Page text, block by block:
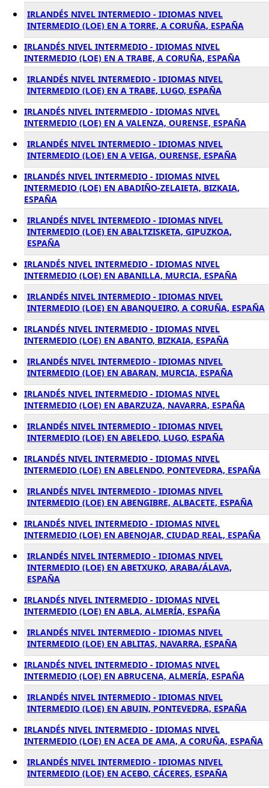
IRLANDÉS NIVEL INTERMEDIO - IDIOMAS NIVEL
INTERMEDIO (LOE) EN A TORRE, A CORUÑA, ESPAÑA
IRLANDÉS NIVEL INTERMEDIO - IDIOMAS NIVEL
INTERMEDIO (LOE) EN A TRABE, A CORUÑA, ESPAÑA
IRLANDÉS NIVEL INTERMEDIO - IDIOMAS NIVEL
INTERMEDIO (LOE) EN A TRABE, LUGO, ESPAÑA
IRLANDÉS NIVEL INTERMEDIO - IDIOMAS NIVEL
INTERMEDIO (LOE) EN A VALENZA, OURENSE, ESPAÑA
IRLANDÉS NIVEL INTERMEDIO - IDIOMAS NIVEL
INTERMEDIO (LOE) EN A VEIGA, OURENSE, ESPAÑA
IRLANDÉS NIVEL INTERMEDIO - IDIOMAS NIVEL
INTERMEDIO (LOE) EN ABADIÑO-ZELAIETA, BIZKAIA,
ESPAÑA
IRLANDÉS NIVEL INTERMEDIO - IDIOMAS NIVEL
INTERMEDIO (LOE) EN ABALTZISKETA, GIPUZKOA,
ESPAÑA
IRLANDÉS NIVEL INTERMEDIO - IDIOMAS NIVEL
INTERMEDIO (LOE) EN ABANILLA, MURCIA, ESPAÑA
IRLANDÉS NIVEL INTERMEDIO - IDIOMAS NIVEL
INTERMEDIO (LOE) EN ABANQUEIRO, A CORUÑA, ESPAÑA
IRLANDÉS NIVEL INTERMEDIO - IDIOMAS NIVEL
INTERMEDIO (LOE) EN ABANTO, BIZKAIA, ESPAÑA
IRLANDÉS NIVEL INTERMEDIO - IDIOMAS NIVEL
INTERMEDIO (LOE) EN ABARAN, MURCIA, ESPAÑA
IRLANDÉS NIVEL INTERMEDIO - IDIOMAS NIVEL
INTERMEDIO (LOE) EN ABARZUZA, NAVARRA, ESPAÑA
IRLANDÉS NIVEL INTERMEDIO - IDIOMAS NIVEL
INTERMEDIO (LOE) EN ABELEDO, LUGO, ESPAÑA
IRLANDÉS NIVEL INTERMEDIO - IDIOMAS NIVEL
INTERMEDIO (LOE) EN ABELENDO, PONTEVEDRA, ESPAÑA
IRLANDÉS NIVEL INTERMEDIO - IDIOMAS NIVEL
INTERMEDIO (LOE) EN ABENGIBRE, ALBACETE, ESPAÑA
IRLANDÉS NIVEL INTERMEDIO - IDIOMAS NIVEL
INTERMEDIO (LOE) EN ABENOJAR, CIUDAD REAL, ESPAÑA
IRLANDÉS NIVEL INTERMEDIO - IDIOMAS NIVEL
INTERMEDIO (LOE) EN ABETXUKO, ARABA/ÁLAVA,
ESPAÑA
IRLANDÉS NIVEL INTERMEDIO - IDIOMAS NIVEL
INTERMEDIO (LOE) EN ABLA, ALMERÍA, ESPAÑA
IRLANDÉS NIVEL INTERMEDIO - IDIOMAS NIVEL
INTERMEDIO (LOE) EN ABLITAS, NAVARRA, ESPAÑA
IRLANDÉS NIVEL INTERMEDIO - IDIOMAS NIVEL
INTERMEDIO (LOE) EN ABRUCENA, ALMERÍA, ESPAÑA
IRLANDÉS NIVEL INTERMEDIO - IDIOMAS NIVEL
INTERMEDIO (LOE) EN ABUIN, PONTEVEDRA, ESPAÑA
IRLANDÉS NIVEL INTERMEDIO - IDIOMAS NIVEL
INTERMEDIO (LOE) EN ACEA DE AMA, A CORUÑA, ESPAÑA
IRLANDÉS NIVEL INTERMEDIO - IDIOMAS NIVEL
INTERMEDIO (LOE) EN ACEBO, CÁCERES, ESPAÑA